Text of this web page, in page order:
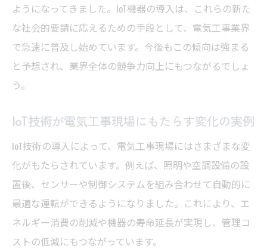
IoT技術が電気工事の現場管理をどう変える
か
電気工事士が実践するIoT連携による作業効
率化
方法
解説
IoT工事の導入メリットと課題への対応策
IoT工事導入が電気工事現場にもたらす利点
とは
電気工事士が知るIoT工事の課題と克服のコ
ようになってきました。IoT機器の導入は、これらの新た
な社会的要請に応えるための手段として、電気工事業界
で急速に普及し始めています。今後もこの傾向は強まる
と予想され、業界全体の競争力向上にもつながるでしょ
う。
IoT技術が電気工事現場にもたらす変化の実例
IoT技術の導入によって、電気工事現場にはさまざまな変
化がもたらされています。例えば、照明や空調設備の設
置後、センサーや制御システムを組み合わせて自動的に
最適な運転ができるようになりました。これにより、エ
ネルギー消費の削減や機器の寿命延長が実現し、管理コ
ストの低減にもつながっています。